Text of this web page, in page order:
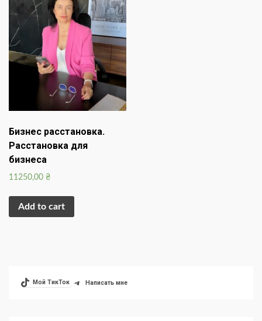
Бизнес расстановка.
Расстановка для
бизнеса
11250,00 ₴
Add to cart
Мой ТикТок Написать мне